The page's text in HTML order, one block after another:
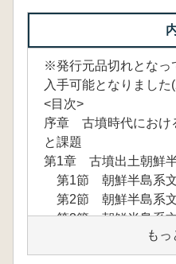
※発行元品切れとなっ
入手可能となりました
<目次>
序章 古墳時代におけ
と課題
第1章 古墳出土朝鮮
第1節 朝鮮半島系文
第2節 朝鮮半島系
第3節 朝鮮半島系文
第4節 朝鮮半島系文
係の整理
もっ